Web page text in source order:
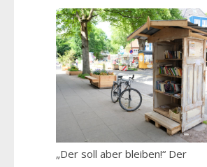
„Der soll aber bleiben!“ Der